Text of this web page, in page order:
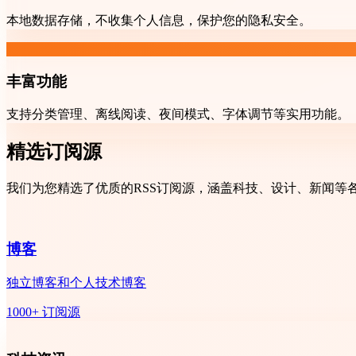
本地数据存储，不收集个人信息，保护您的隐私安全。
丰富功能
支持分类管理、离线阅读、夜间模式、字体调节等实用功能。
精选订阅源
我们为您精选了优质的RSS订阅源，涵盖科技、设计、新闻等
博客
独立博客和个人技术博客
1000+ 订阅源